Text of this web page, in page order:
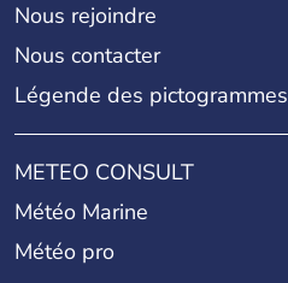
Nous rejoindre
Nous contacter
Légende des pictogrammes
METEO CONSULT
Météo Marine
Météo pro